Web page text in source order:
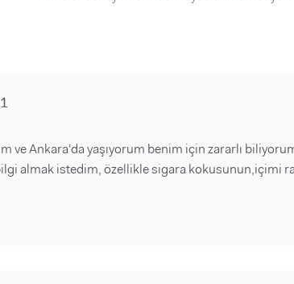
ve Ankara'da yaşıyorum benim için zararlı
almak istedim, özellikle sigara kokusunun,içimi